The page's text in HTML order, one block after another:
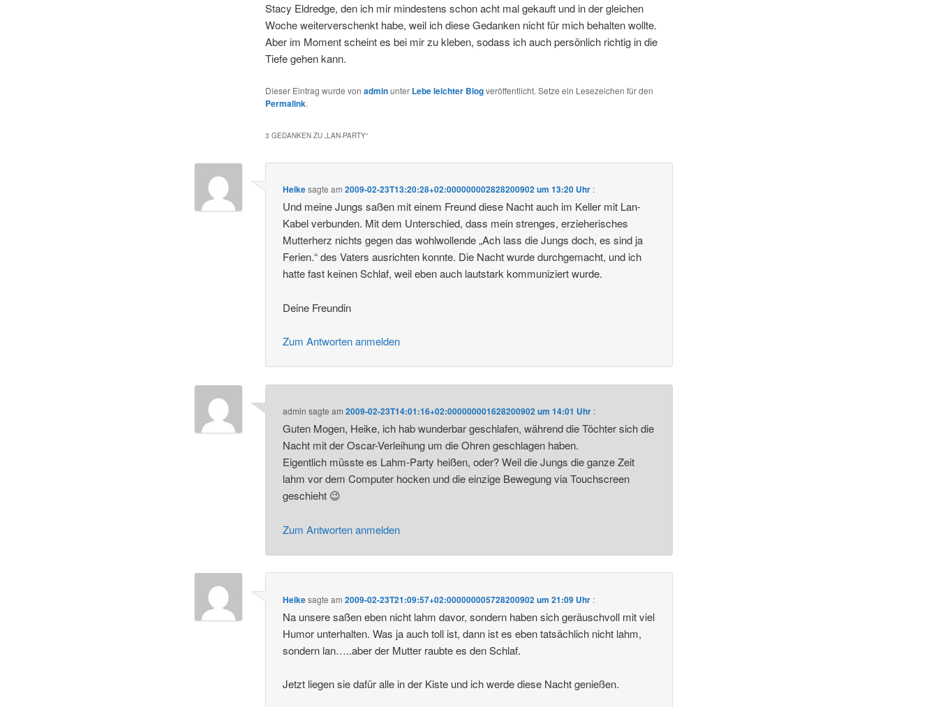
Stacy Eldredge, den ich mir mindestens schon acht mal gekauft und in der gleichen
Woche weiterverschenkt habe, weil ich diese Gedanken nicht für mich behalten wollte.
Aber im Moment scheint es bei mir zu kleben, sodass ich auch persönlich richtig in die
Tiefe gehen kann.
Dieser Eintrag wurde von adminunter Lebe leichter Blogveröffentlicht. Setze ein Lesezeichen für den
Permalink.
3 GEDANKEN ZU „LAN-PARTY“
Heikesagte am2009-02-23T13:20:28+02:000000002828200902 um 13:20 Uhr :
Und meine Jungs saßen mit einem Freund diese Nacht auch im Keller mit Lan-
Kabel verbunden. Mit dem Unterschied, dass mein strenges, erzieherisches
Mutterherz nichts gegen das wohlwollende „Ach lass die Jungs doch, es sind ja
Ferien.“ des Vaters ausrichten konnte. Die Nacht wurde durchgemacht, und ich
hatte fast keinen Schlaf, weil eben auch lautstark kommuniziert wurde.
Deine Freundin
Zum Antworten anmelden
admin sagte am2009-02-23T14:01:16+02:000000001628200902 um 14:01 Uhr :
Guten Mogen, Heike, ich hab wunderbar geschlafen, während die Töchter sich die
Nacht mit der Oscar-Verleihung um die Ohren geschlagen haben.
Eigentlich müsste es Lahm-Party heißen, oder? Weil die Jungs die ganze Zeit
lahm vor dem Computer hocken und die einzige Bewegung via Touchscreen
geschieht 😉
Zum Antworten anmelden
Heikesagte am2009-02-23T21:09:57+02:000000005728200902 um 21:09 Uhr :
Na unsere saßen eben nicht lahm davor, sondern haben sich geräuschvoll mit viel
Humor unterhalten. Was ja auch toll ist, dann ist es eben tatsächlich nicht lahm,
sondern lan…..aber der Mutter raubte es den Schlaf.
Jetzt liegen sie dafür alle in der Kiste und ich werde diese Nacht genießen.